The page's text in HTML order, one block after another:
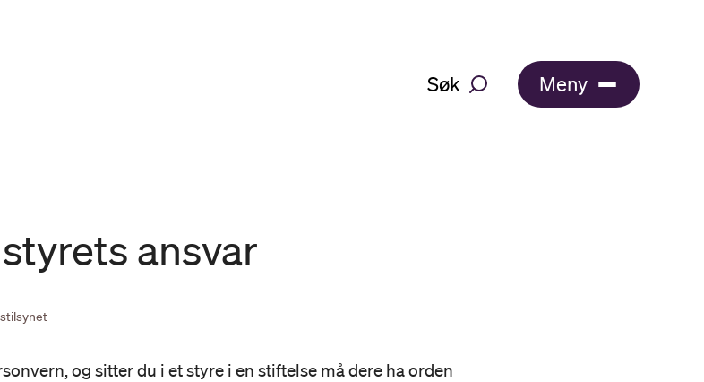
Søk Meny
ansvar
og sitter du i et styre i en stiftelse må dere ha orden